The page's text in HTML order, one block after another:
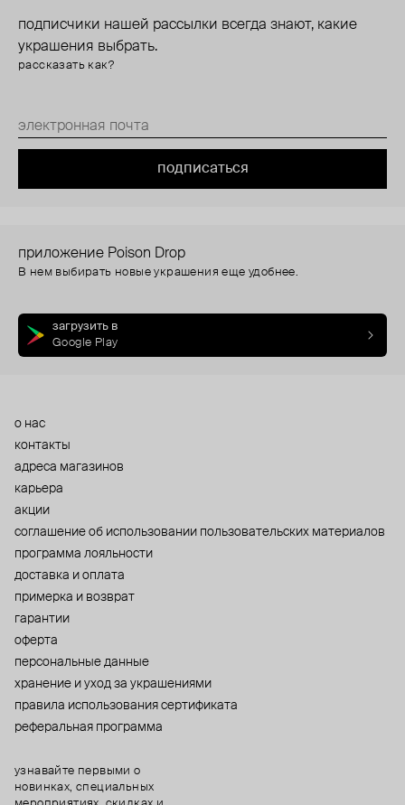
подписчики нашей рассылки всегда знают, какие
украшения выбрать.
рассказать как?
подписаться
приложение Poison Drop
В нем выбирать новые украшения еще удобнее.
загрузить в
Google Play
о нас
контакты
адреса магазинов
карьера
акции
cоглашение об использовании пользовательских материалов
программа лояльности
доставка и оплата
примерка и возврат
гарантии
оферта
персональные данные
хранение и уход за украшениями
правила использования сертификата
реферальная программа
узнавайте первыми о
новинках, специальных